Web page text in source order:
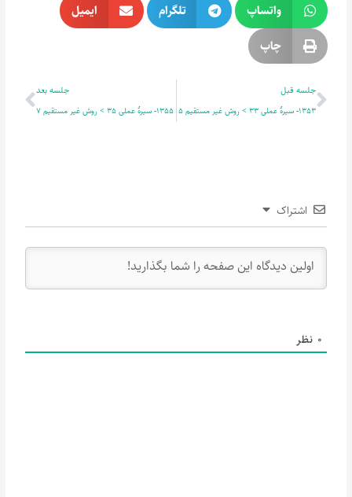
واتساپ
تلگرام
ایمیل
چاپ
قبلی
جلسه قبل
1353- سیرۀ عملی 33 > روش غیر مستقیم 5
جلسه بعد
1355- سیرۀ عملی 35 > روش غیر مستقیم 7
اشتراک
0 نظر